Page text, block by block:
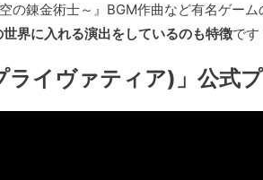
の錬金術士～』BGM作曲など有名ゲーム
界に入れる演出をしているのも特徴です
イヴァティア)」公式